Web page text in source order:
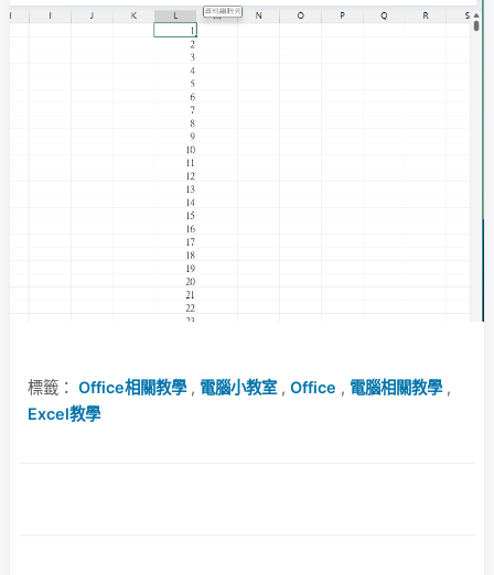
標籤： Office相關教學, 電腦小教室 , Office , 電腦相關教學,
Excel教學